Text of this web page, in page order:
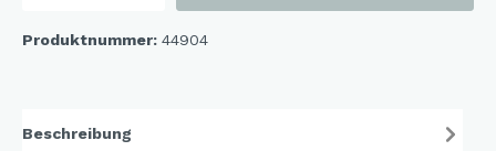
Produktnummer: 44904
Beschreibung